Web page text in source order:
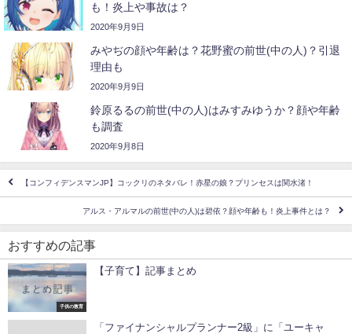
も！炎上や事故は？
2020年9月9日
みやぢの顔や年齢は？花野蜜の前世(中の人)？引退
理由も
2020年9月9日
鈴原るるの前世(中の人)はみすみゆうか？顔や年齢
も調査
2020年9月8日
【コンフィデンスマンJP】コックリのネタバレ！赤星の娘？プリンセスは関水渚！
アルス・アルマルの前世(中の人)は碧依？顔や年齢も！炎上事件とは？
おすすめの記事
子供の教育
【子育て】記事まとめ
「ファイナンシャルプランナー2級」に「ユーキャ